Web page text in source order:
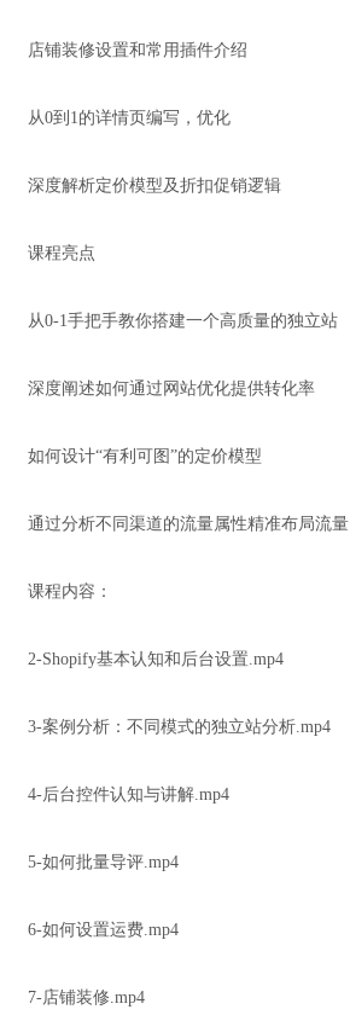
店铺装修设置和常用插件介绍
从0到1的详情页编写，优化
深度解析定价模型及折扣促销逻辑
课程亮点
从0-1手把手教你搭建一个高质量的独立站
深度阐述如何通过网站优化提供转化率
如何设计“有利可图”的定价模型
通过分析不同渠道的流量属性精准布局流量
课程内容：
2-Shopify基本认知和后台设置.mp4
3-案例分析：不同模式的独立站分析.mp4
4-后台控件认知与讲解.mp4
5-如何批量导评.mp4
6-如何设置运费.mp4
7-店铺装修.mp4